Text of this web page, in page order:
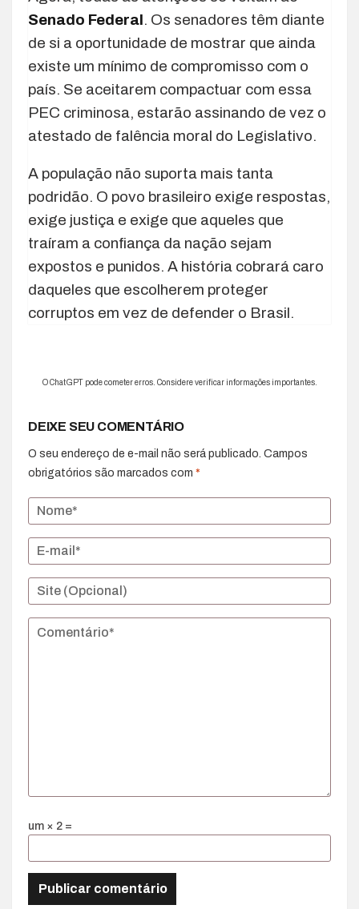
Senado Federal. Os senadores têm diante
de si a oportunidade de mostrar que ainda
existe um mínimo de compromisso com o
país. Se aceitarem compactuar com essa
PEC criminosa, estarão assinando de vez o
atestado de falência moral do Legislativo.
A população não suporta mais tanta
podridão. O povo brasileiro exige respostas,
exige justiça e exige que aqueles que
traíram a confiança da nação sejam
expostos e punidos. A história cobrará caro
daqueles que escolherem proteger
corruptos em vez de defender o Brasil.
O ChatGPT pode cometer erros. Considere verificar informações importantes.
DEIXE SEU COMENTÁRIO
O seu endereço de e-mail não será publicado. Campos
obrigatórios são marcados com *
um × 2 =